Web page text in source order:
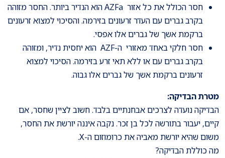
חסר הכולל את כל אזור AZFa הוא הנדיר ביותר. החסר מזוהה
בקרב גברים עם העדר זרעונים בזירמה. והסיכוי למצוא זרעונים
ברקמת אשך של גברים אלו אפסי.
חסר חלקי באחד מאזורי ה-AZF הוא יחסית נדיר, ומזוהה
בקרב גברים עם או ללא תאי זרע בזירמה. הסיכוי למצוא
זרעונים ברקמת אשך של גברים אלו גבוה.
מטרת הבדיקה:
הבדיקה נועדה לצרכים אבחנתיים בלבד. חשוב לציין שחסר, אם
קיים, יעבור בתורשה לכל בן זכר. נקבה איננה יורשת את החסר,
משום שהיא יורשת מאביה את כרומוזום ה-X.
מה כוללת הבדיקה?